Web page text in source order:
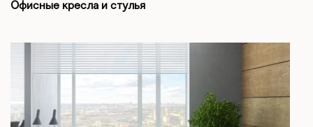
Офисные кресла и стулья